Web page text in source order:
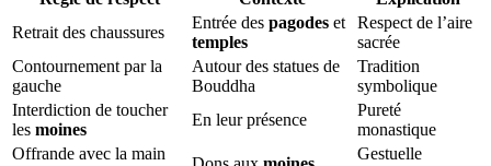
Retrait des chaussures
Entrée des pagodes et
temples
Respect de l’aire
sacrée
Contournement par la
gauche
Autour des statues de
Bouddha
Tradition
symbolique
Interdiction de toucher
les moines
En leur présence
Pureté
monastique
Offrande avec la main
Gestuelle